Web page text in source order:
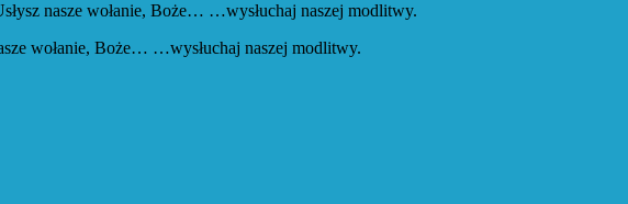
nasze wołanie, Boże… …wysłuchaj naszej modlitwy.
wołanie, Boże… …wysłuchaj naszej modlitwy.